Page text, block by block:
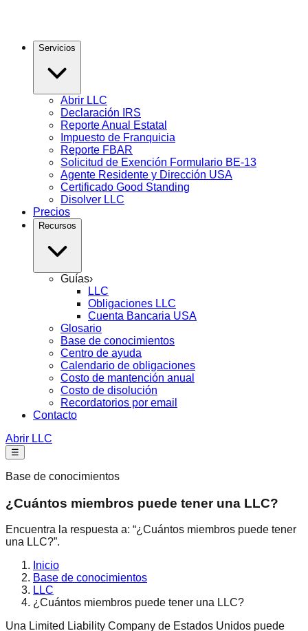
Servicios
Abrir LLC
Declaración IRS
Reporte Anual Estatal
Impuesto de Franquicia
Reporte FBAR
Solicitud de Exención Formulario BE-13
Agente Residente y Dirección USA
Certificado Good Standing
Disolver LLC
Precios
Recursos
Guías›
LLC
Obligaciones LLC
Cuenta Bancaria USA
Glosario
Base de conocimientos
Centro de ayuda
Calendario de obligaciones
Costo de mantención anual
Costo de disolución
Recordatorios por email
Contacto
Abrir LLC
☰
Base de conocimientos
¿Cuántos miembros puede tener una LLC?
Encuentra la respuesta a: “¿Cuántos miembros puede tener
una LLC?”.
Inicio
Base de conocimientos
LLC
¿Cuántos miembros puede tener una LLC?
Una Limited Liability Company de Estados Unidos puede